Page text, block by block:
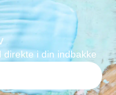
i din indbakke